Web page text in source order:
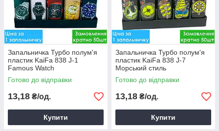
Запальничка Турбо полум'я
пластик KaiFa 838 J-1
Famous Watch
(багаторазова) в асорт.
Готово до відправки
13,18 ₴/од.
Купити
Запальничка Турбо полум'я
пластик KaiFa 838 J-7
Морський стиль
(багаторазова) в асорт.
Готово до відправки
13,18 ₴/од.
Купити